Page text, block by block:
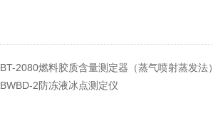
BT-2080燃料胶质含量测定器（蒸气喷射蒸发法）
BWBD-2防冻液冰点测定仪